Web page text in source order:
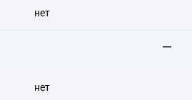
нет
нет